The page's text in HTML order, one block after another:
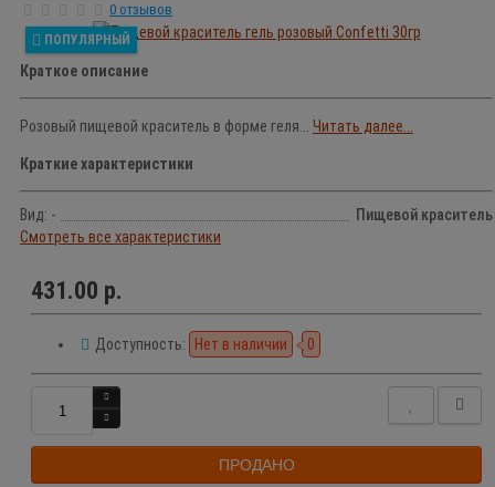
0 отзывов
ПОПУЛЯРНЫЙ
Краткое описание
Розовый пищевой краситель в форме геля... Читать далее...
Краткие характеристики
Вид: -
Пищевой краситель
Смотреть все характеристики
431.00 р.
Доступность: Нет в наличии 0
ПРОДАНО